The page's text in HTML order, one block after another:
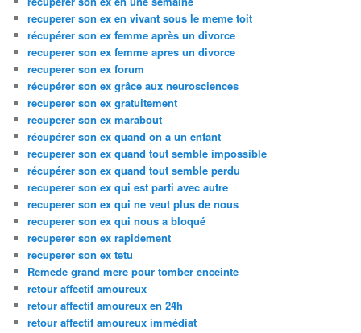
recuperer son ex en vivant sous le meme toit
récupérer son ex femme après un divorce
recuperer son ex femme apres un divorce
recuperer son ex forum
récupérer son ex grâce aux neurosciences
recuperer son ex gratuitement
recuperer son ex marabout
récupérer son ex quand on a un enfant
recuperer son ex quand tout semble impossible
récupérer son ex quand tout semble perdu
recuperer son ex qui est parti avec autre
recuperer son ex qui ne veut plus de nous
recuperer son ex qui nous a bloqué
recuperer son ex rapidement
recuperer son ex tetu
Remede grand mere pour tomber enceinte
retour affectif amoureux
retour affectif amoureux en 24h
retour affectif amoureux immédiat